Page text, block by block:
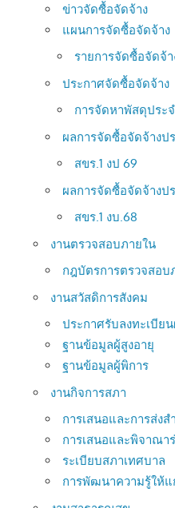
ข่าวจัดซื้อจัดจ้าง
แผนการจัดซื้อจัดจ้าง
รายการจัดซื้อจัดจ้า
ประกาศจัดซื้อจัดจ้าง
การจัดหาพัสดุประ
ผลการจัดซื้อจัดจ้างป
สขร.1 งป 69
ผลการจัดซื้อจัดจ้างป
สขร.1 งบ.68
งานตรวจสอบภายใน
กฎบัตรการตรวจสอบ
งานสวัสดิการสังคม
ประกาศรับลงทะเบีย
ฐานข้อมูลผู้สูงอายุ
ฐานข้อมูลผู้พิการ
งานกิจการสภา
การเสนอและการส่ง
การเสนอและพิจาณา
ระเบียบสภาเทศบาล
การพัฒนาความรู้ให้